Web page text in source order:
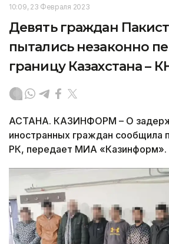
10:09, 23 Февраля 2023
Девять граждан
пытались незаконно
границу Казахстана –
АСТАНА. КАЗИНФОРМ – О
иностранных граждан сообщила
РК, передает МИА «Казинформ».